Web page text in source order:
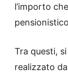
l’importo
Tra questi,
realizzato